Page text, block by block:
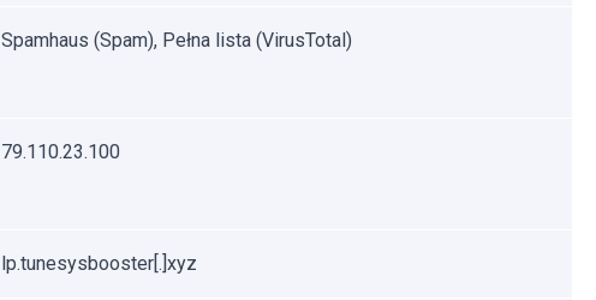
Spamhaus (Spam), Pełna lista (VirusTotal)
79.110.23.100
lp.tunesysbooster[.]xyz